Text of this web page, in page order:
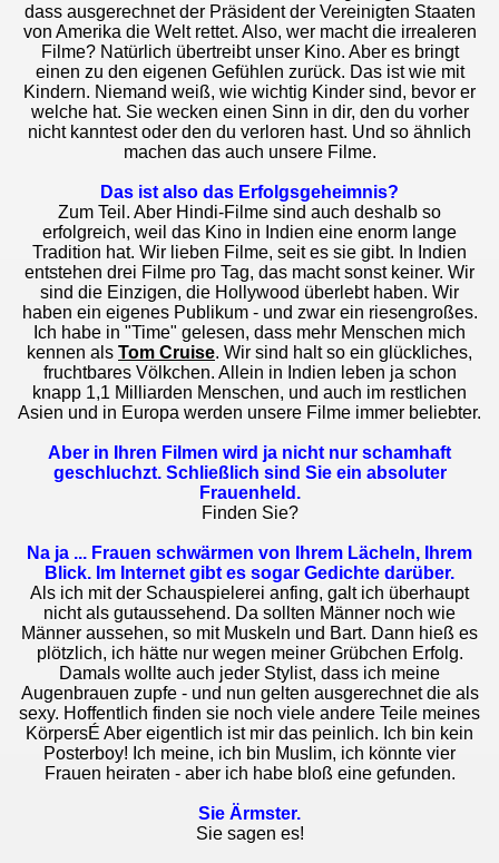
dass ausgerechnet der Präsident der Vereinigten Staaten
von Amerika die Welt rettet. Also, wer macht die irrealeren
Filme? Natürlich übertreibt unser Kino. Aber es bringt
einen zu den eigenen Gefühlen zurück. Das ist wie mit
Kindern. Niemand weiß, wie wichtig Kinder sind, bevor er
welche hat. Sie wecken einen Sinn in dir, den du vorher
nicht kanntest oder den du verloren hast. Und so ähnlich
machen das auch unsere Filme.
Das ist also das Erfolgsgeheimnis?
Zum Teil. Aber Hindi-Filme sind auch deshalb so
erfolgreich, weil das Kino in Indien eine enorm lange
Tradition hat. Wir lieben Filme, seit es sie gibt. In Indien
entstehen drei Filme pro Tag, das macht sonst keiner. Wir
sind die Einzigen, die Hollywood überlebt haben. Wir
haben ein eigenes Publikum - und zwar ein riesengroßes.
Ich habe in "Time" gelesen, dass mehr Menschen mich
kennen als Tom Cruise. Wir sind halt so ein glückliches,
fruchtbares Völkchen. Allein in Indien leben ja schon
knapp 1,1 Milliarden Menschen, und auch im restlichen
Asien und in Europa werden unsere Filme immer beliebter.
Aber in Ihren Filmen wird ja nicht nur schamhaft
geschluchzt. Schließlich sind Sie ein absoluter
Frauenheld.
Finden Sie?
Na ja ... Frauen schwärmen von Ihrem Lächeln, Ihrem
Blick. Im Internet gibt es sogar Gedichte darüber.
Als ich mit der Schauspielerei anfing, galt ich überhaupt
nicht als gutaussehend. Da sollten Männer noch wie
Männer aussehen, so mit Muskeln und Bart. Dann hieß es
plötzlich, ich hätte nur wegen meiner Grübchen Erfolg.
Damals wollte auch jeder Stylist, dass ich meine
Augenbrauen zupfe - und nun gelten ausgerechnet die als
sexy. Hoffentlich finden sie noch viele andere Teile meines
KörpersÉ Aber eigentlich ist mir das peinlich. Ich bin kein
Posterboy! Ich meine, ich bin Muslim, ich könnte vier
Frauen heiraten - aber ich habe bloß eine gefunden.
Sie Ärmster.
Sie sagen es!